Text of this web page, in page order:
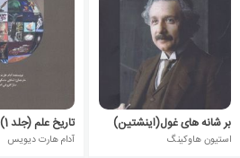
بر شانه های غول(اینشتین)
استیون هاوکینگ
تاریخ علم (جلد 1)
آدام هارت دیویس